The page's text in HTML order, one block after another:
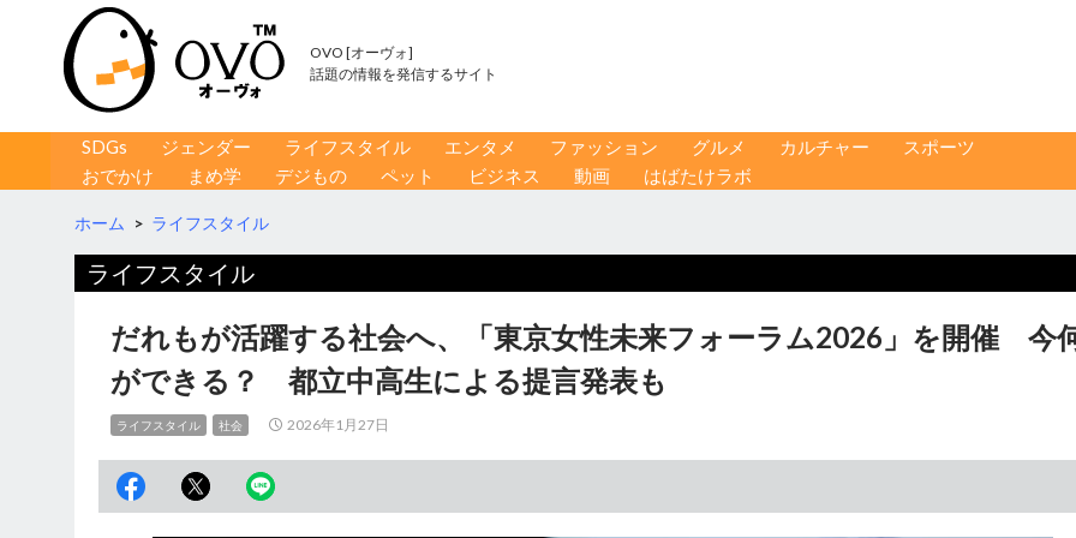
OVO [オーヴォ]
話題の情報を発信するサイト
コンテンツへ移動
SDGs ジェンダー ライフスタイル エンタメ ファッション グルメ カルチャー
スポーツ
おでかけ
まめ学 デジもの ペット ビジネス 動画 はばたけラボ
ホーム > ライフスタイル
ライフスタイル
だれもが活躍する社会へ、「東京女性未来フォーラム2026」を開催 今
ができる？ 都立中高生による提言発表も
ライフスタイル 社会 2026年1月27日